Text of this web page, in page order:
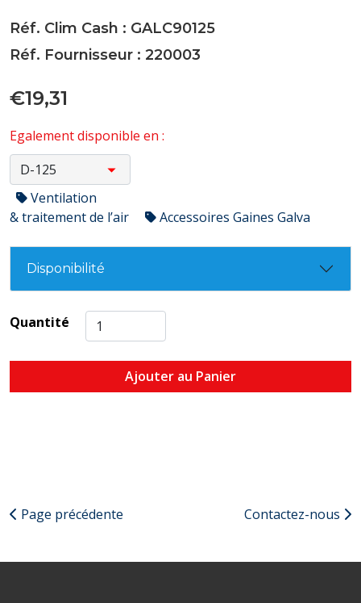
Réf. Clim Cash : GALC90125
Réf. Fournisseur : 220003
€19,31
Egalement disponible en :
Ventilation
& traitement de l’air
Accessoires Gaines Galva
Disponibilité
Quantité
Ajouter au Panier
Page précédente Contactez-nous